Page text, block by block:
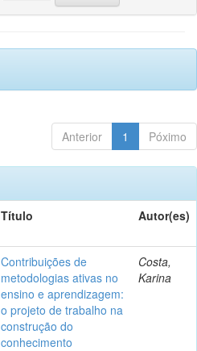
Anterior 1 Póximo
Título Autor(es)
Contribuições de
metodologias ativas no
ensino e aprendizagem:
o projeto de trabalho na
construção do
conhecimento
Costa,
Karina